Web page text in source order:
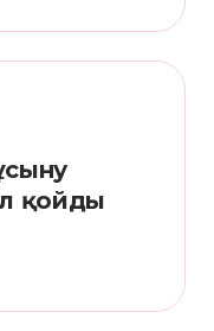
қойды